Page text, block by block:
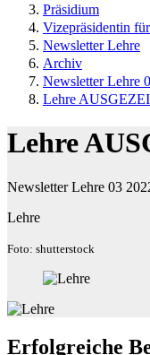
Präsidium
Vizepräsidentin
Newsletter Lehre
Archiv
Newsletter Lehre
Lehre
Lehre
Newsletter Lehre 03
Lehre
Foto: shutterstock
Erfolgreiche